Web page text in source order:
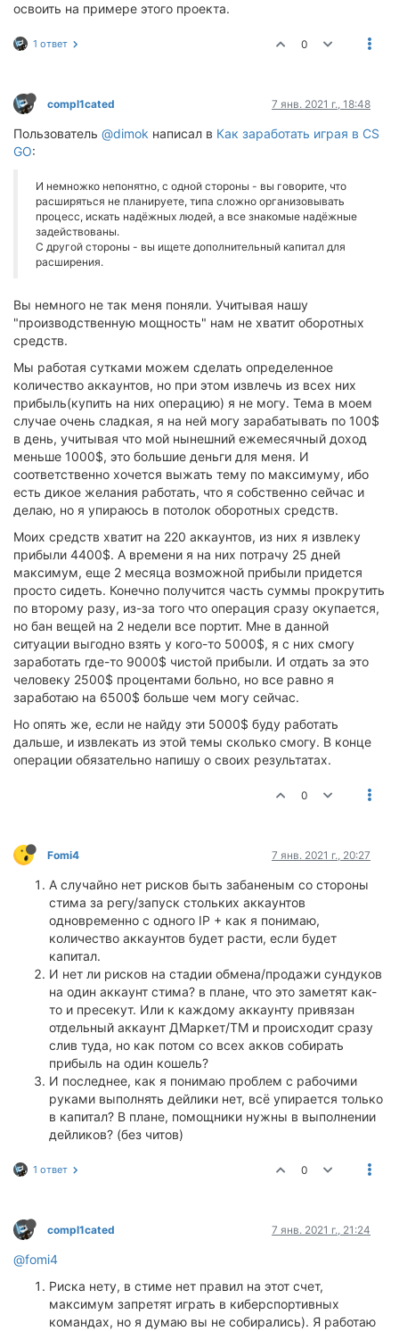
освоить на примере этого проекта.
1 ответ 0
compl1cated 7 янв. 2021 г., 18:48
Пользователь @dimok написал в Как заработать играя в CS
GO:
И немножко непонятно, с одной стороны - вы говорите, что
расширяться не планируете, типа сложно организовывать
процесс, искать надёжных людей, а все знакомые надёжные
задействованы.
С другой стороны - вы ищете дополнительный капитал для
расширения.
Вы немного не так меня поняли. Учитывая нашу
"производственную мощность" нам не хватит оборотных
средств.
Мы работая сутками можем сделать определенное
количество аккаунтов, но при этом извлечь из всех них
прибыль(купить на них операцию) я не могу. Тема в моем
случае очень сладкая, я на ней могу зарабатывать по 100$
в день, учитывая что мой нынешний ежемесячный доход
меньше 1000$, это большие деньги для меня. И
соответственно хочется выжать тему по максимуму, ибо
есть дикое желания работать, что я собственно сейчас и
делаю, но я упираюсь в потолок оборотных средств.
Моих средств хватит на 220 аккаунтов, из них я извлеку
прибыли 4400$. А времени я на них потрачу 25 дней
максимум, еще 2 месяца возможной прибыли придется
просто сидеть. Конечно получится часть суммы прокрутить
по второму разу, из-за того что операция сразу окупается,
но бан вещей на 2 недели все портит. Мне в данной
ситуации выгодно взять у кого-то 5000$, я с них смогу
заработать где-то 9000$ чистой прибыли. И отдать за это
человеку 2500$ процентами больно, но все равно я
заработаю на 6500$ больше чем могу сейчас.
Но опять же, если не найду эти 5000$ буду работать
дальше, и извлекать из этой темы сколько смогу. В конце
операции обязательно напишу о своих результатах.
0
Fomi4 7 янв. 2021 г., 20:27
А случайно нет рисков быть забаненым со стороны
стима за регу/запуск стольких аккаунтов
одновременно с одного IP + как я понимаю,
количество аккаунтов будет расти, если будет
капитал.
И нет ли рисков на стадии обмена/продажи сундуков
на один аккаунт стима? в плане, что это заметят как-
то и пресекут. Или к каждому аккаунту привязан
отдельный аккаунт ДМаркет/ТМ и происходит сразу
слив туда, но как потом со всех акков собирать
прибыль на один кошель?
И последнее, как я понимаю проблем с рабочими
руками выполнять дейлики нет, всё упирается только
в капитал? В плане, помощники нужны в выполнении
дейликов? (без читов)
1 ответ 0
compl1cated 7 янв. 2021 г., 21:24
@fomi4
Риска нету, в стиме нет правил на этот счет,
максимум запретят играть в киберспортивных
командах, но я думаю вы не собирались). Я работаю